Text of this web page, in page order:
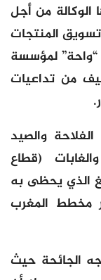
الوكالة من أجل
المنتجات
“واحة” لمؤسسة
من تداعيات
والصيد
(قطاع
الذي يحظى به
مخطط المغرب
الجائحة حيث